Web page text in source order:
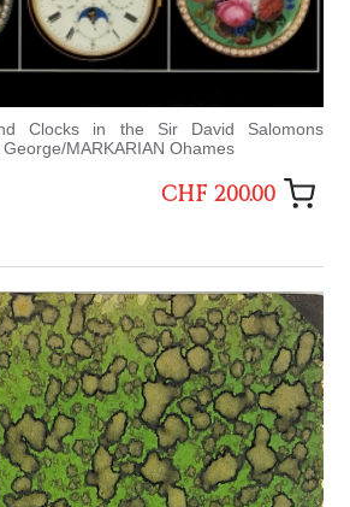
Clocks in the Sir David Salomons
MARKARIAN Ohames
CHF 200.00